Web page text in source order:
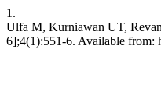
1.
Ulfa M, Kurniawan UT,
6];4(1):551-6. Available from: